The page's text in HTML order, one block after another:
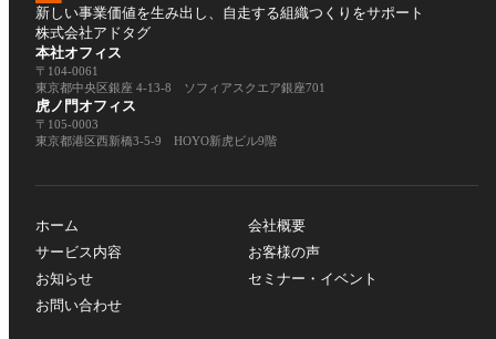
新しい事業価値を生み出し、自走する組織つくりをサポート
株式会社アドタグ
本社オフィス
〒104-0061
東京都中央区銀座 4-13-8 ソフィアスクエア銀座701
虎ノ門オフィス
〒105-0003
東京都港区西新橋3-5-9 HOYO新虎ビル9階
ホーム
会社概要
サービス内容
お客様の声
お知らせ
セミナー・イベント
お問い合わせ